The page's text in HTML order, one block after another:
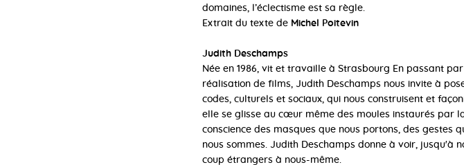
domaines, l’éclectisme est sa règle.
Extrait du texte de Michel Poitevin
Judith Deschamps
Née en 1986, vit et travaille à Strasbourg En passant
réalisation de films, Judith Deschamps nous invite à
codes, culturels et sociaux, qui nous construisent et
elle se glisse au cœur même des moules instaurés par
conscience des masques que nous portons, des gestes
nous sommes. Judith Deschamps donne à voir, jusqu'à
coup étrangers à nous-même.